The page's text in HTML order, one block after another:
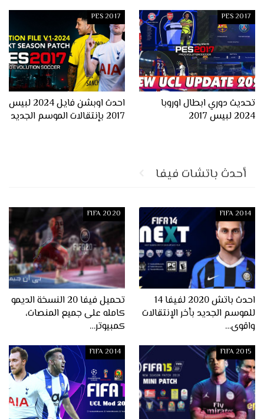
PES 2017
تحديث دوري ابطال اوروبا
2024 لبيس 2017
PES 2017
احدث اوبشن فايل 2024 لبيس
2017 بإنتقالات الموسم الجديد
أحدث باتشات فيفا
FIFA 2014
احدث باتش 2020 لفيفا 14
للموسم الجديد بأخر الإنتقالات
واقوى…
FIFA 2020
تحميل فيفا 20 النسخة الديمو
كامله على جميع المنصات،
كمبيوتر…
FIFA 2015
FIFA 2014